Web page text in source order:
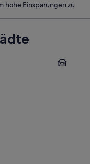
hohe Einsparungen zu
Arona